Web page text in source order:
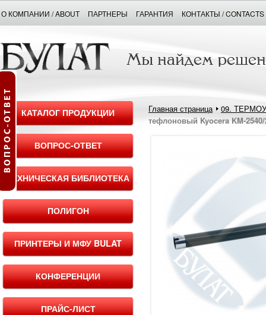
О КОМПАНИИ / ABOUT ПАРТНЕРЫ ГАРАНТИЯ КОНТАКТЫ / CONTACTS
КАТАЛОГ ПРОДУКЦИИ
ВОПРОС-ОТВЕТ
ТЕХНИЧЕСКАЯ БИБЛИОТЕКА
ПОЛИГОН
ПРИНТЕРЫ И МФУ BULAT
КОНФЕРЕНЦИИ
ПРАЙС-ЛИСТ
Главная страница
09.
тефлоновый Kyocera KM-2540/